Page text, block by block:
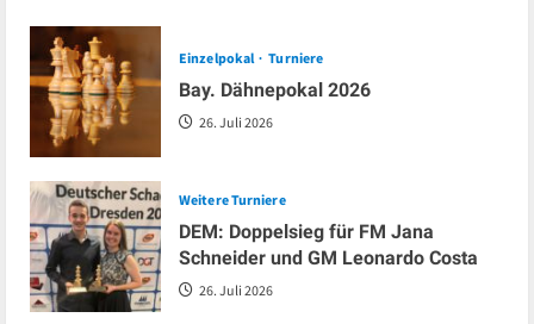
Einzelpokal Turniere
Bay. Dähnepokal 2026
26. Juli 2026
Weitere Turniere
DEM: Doppelsieg für FM Jana
Schneider und GM Leonardo Costa
26. Juli 2026